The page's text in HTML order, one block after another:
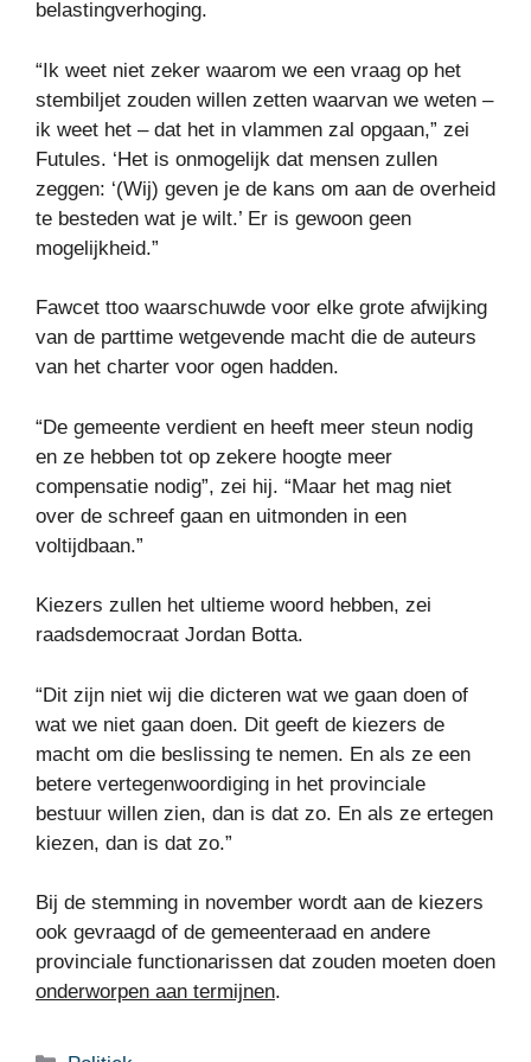
belastingverhoging.
“Ik weet niet zeker waarom we een vraag op het
stembiljet zouden willen zetten waarvan we weten –
ik weet het – dat het in vlammen zal opgaan,” zei
Futules. ‘Het is onmogelijk dat mensen zullen
zeggen: ‘(Wij) geven je de kans om aan de overheid
te besteden wat je wilt.’ Er is gewoon geen
mogelijkheid.”
Fawcet ttoo waarschuwde voor elke grote afwijking
van de parttime wetgevende macht die de auteurs
van het charter voor ogen hadden.
“De gemeente verdient en heeft meer steun nodig
en ze hebben tot op zekere hoogte meer
compensatie nodig”, zei hij. “Maar het mag niet
over de schreef gaan en uitmonden in een
voltijdbaan.”
Kiezers zullen het ultieme woord hebben, zei
raadsdemocraat Jordan Botta.
“Dit zijn niet wij die dicteren wat we gaan doen of
wat we niet gaan doen. Dit geeft de kiezers de
macht om die beslissing te nemen. En als ze een
betere vertegenwoordiging in het provinciale
bestuur willen zien, dan is dat zo. En als ze ertegen
kiezen, dan is dat zo.”
Bij de stemming in november wordt aan de kiezers
ook gevraagd of de gemeenteraad en andere
provinciale functionarissen dat zouden moeten doen
onderworpen aan termijnen.